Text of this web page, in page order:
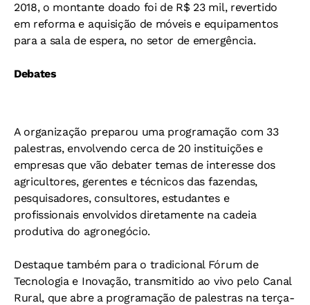
2018, o montante doado foi de R$ 23 mil, revertido
em reforma e aquisição de móveis e equipamentos
para a sala de espera, no setor de emergência.
Debates
A organização preparou uma programação com 33
palestras, envolvendo cerca de 20 instituições e
empresas que vão debater temas de interesse dos
agricultores, gerentes e técnicos das fazendas,
pesquisadores, consultores, estudantes e
profissionais envolvidos diretamente na cadeia
produtiva do agronegócio.
Destaque também para o tradicional Fórum de
Tecnologia e Inovação, transmitido ao vivo pelo Canal
Rural, que abre a programação de palestras na terça-